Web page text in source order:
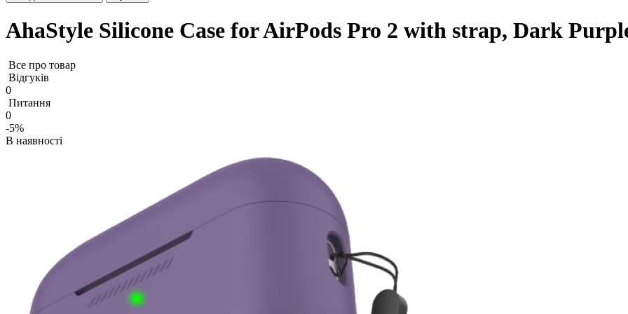
AhaStyle Silicone Case for AirPods Pro 2 with strap, Dark
Все про товар
Відгуків
0
Питання
0
-5%
В наявності